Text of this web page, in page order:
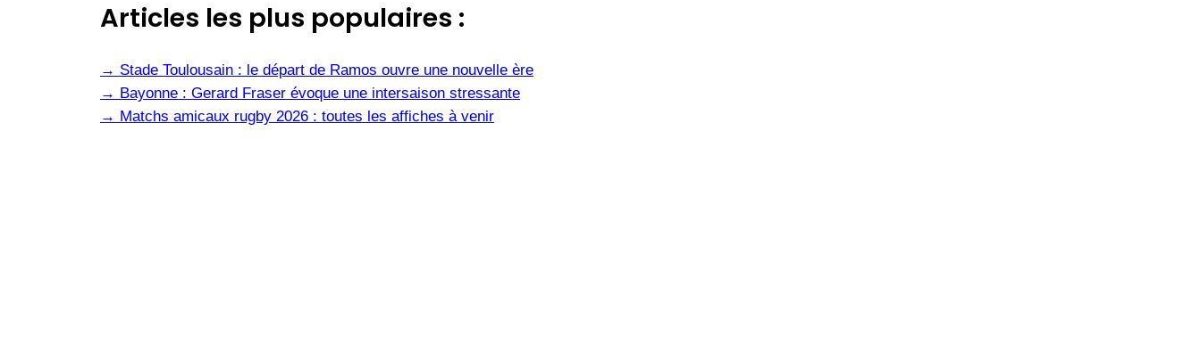
Articles les plus populaires :
→ Stade Toulousain : le départ de Ramos ouvre une nouvelle ère
→ Bayonne : Gerard Fraser évoque une intersaison stressante
→ Matchs amicaux rugby 2026 : toutes les affiches à venir